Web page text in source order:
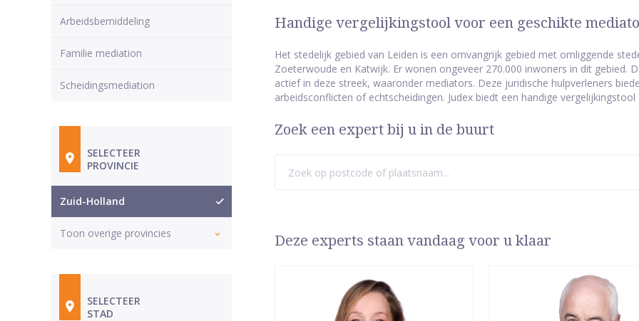
Handige vergelijkingstool voor een geschikte
Het stedelijk gebied van Leiden is een omvangrijk gebied met omliggende
Zoeterwoude en Katwijk. Er wonen ongeveer 270.000 inwoners in dit gebied.
actief in deze streek, waaronder mediators. Deze juridische hulpverleners
arbeidsconflicten of echtscheidingen. Judex biedt een handige
Zoek een expert bij u in de buurt
Deze experts staan vandaag voor u klaar
Arbeidsbemiddeling
Familie mediation
Scheidingsmediation
SELECTEER
PROVINCIE
Zuid-Holland
Toon overige provincies
SELECTEER
STAD